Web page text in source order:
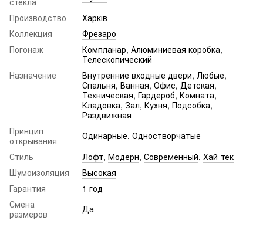
Производство
Харків
Коллекция
Фрезаро
Погонаж
Компланар, Алюминиевая коробка,
Телескопический
Назначение
Внутренние входные двери, Любые,
Спальня, Ванная, Офис, Детская,
Техническая, Гардероб, Комната,
Кладовка, Зал, Кухня, Подсобка,
Раздвижная
Принцип
открывания
Одинарные, Одностворчатые
Стиль
Лофт, Модерн, Современный, Хай-тек
Шумоизоляция
Высокая
Гарантия
1 год
Смена
размеров
Да